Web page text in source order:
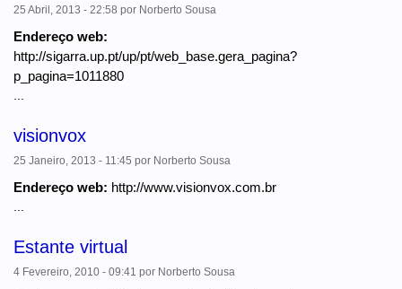
25 Abril, 2013 - 22:58 por Norberto Sousa
Endereço web:
http://sigarra.up.pt/up/pt/web_base.gera_pagina?
p_pagina=1011880
visionvox
25 Janeiro, 2013 - 11:45 por Norberto Sousa
Endereço web: http://www.visionvox.com.br
Estante virtual
4 Fevereiro, 2010 - 09:41 por Norberto Sousa